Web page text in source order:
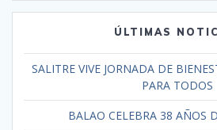
ÚLTIMAS
SALITRE VIVE JORNADA DE
PARA TODOS
BALAO CELEBRA 38 AÑOS